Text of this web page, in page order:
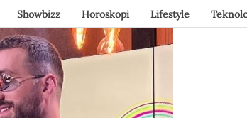
Showbizz Horoskopi Lifestyle